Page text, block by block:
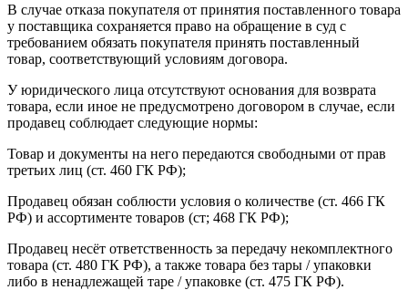
В случае отказа покупателя от принятия поставленного товара
у поставщика сохраняется право на обращение в суд с
требованием обязать покупателя принять поставленный
товар, соответствующий условиям договора.
У юридического лица отсутствуют основания для возврата
товара, если иное не предусмотрено договором в случае, если
продавец соблюдает следующие нормы:
Товар и документы на него передаются свободными от прав
третьих лиц (ст. 460 ГК РФ);
Продавец обязан соблюсти условия о количестве (ст. 466 ГК
РФ) и ассортименте товаров (ст; 468 ГК РФ);
Продавец несёт ответственность за передачу некомплектного
товара (ст. 480 ГК РФ), а также товара без тары / упаковки
либо в ненадлежащей таре / упаковке (ст. 475 ГК РФ).